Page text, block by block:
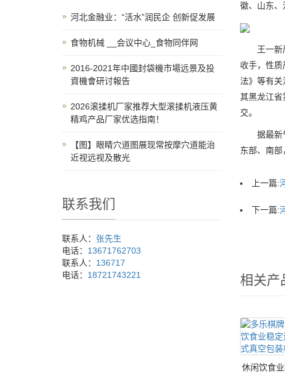
徽、山东、
王一新严
收手，性
法》等有
其黑龙江省
交。
据最新气
东部、南
上一篇:
下一篇:
相关产
休闲饮食
河北金融业：“活水”润民企 创新促发展
食物机械 __会议中心_食物同伴网
2016-2021年中國封袋機市場远景及投
資機會研讨報告
2026滚揉机厂家推荐大型滚揉机液压黄
精鸡产品厂家优选指南！
【图】眼睛穴道图展现常按摩穴道能治
近视远视及散光
联系我们
联系人： 张先生
电话： 13671762703
联系人： 136717
电话： 18721743221